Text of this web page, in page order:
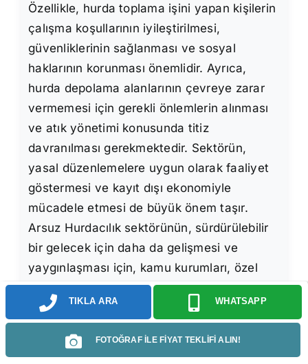
Özellikle, hurda toplama işini yapan kişilerin
çalışma koşullarının iyileştirilmesi,
güvenliklerinin sağlanması ve sosyal
haklarının korunması önemlidir. Ayrıca,
hurda depolama alanlarının çevreye zarar
vermemesi için gerekli önlemlerin alınması
ve atık yönetimi konusunda titiz
davranılması gerekmektedir. Sektörün,
yasal düzenlemelere uygun olarak faaliyet
göstermesi ve kayıt dışı ekonomiyle
mücadele etmesi de büyük önem taşır.
Arsuz Hurdacılık sektörünün, sürdürülebilir
bir gelecek için daha da gelişmesi ve
yaygınlaşması için, kamu kurumları, özel
sektör ve sivil toplum kuruluşları işbirliği
içinde çalışmalıdır. Bilinçlendirme
kampanyalarıyla halkın geri dönüşüm
konusunda teşvik edilmesi ve atık
TIKLA ARA WHATSAPP
FOTOĞRAF İLE FİYAT TEKLİFİ ALIN!